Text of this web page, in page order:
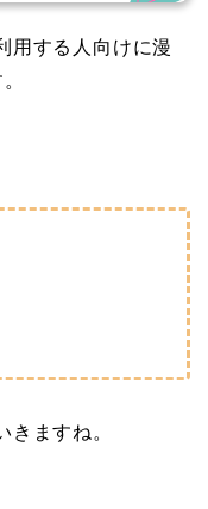
用する人向けに漫
きますね。